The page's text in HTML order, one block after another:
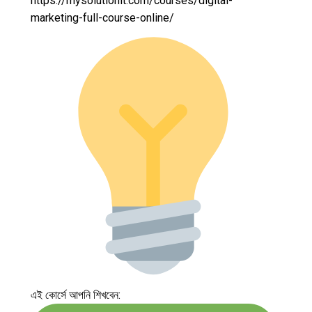
marketing-full-course-online/
এই কোর্সে আপনি শিখবেন: